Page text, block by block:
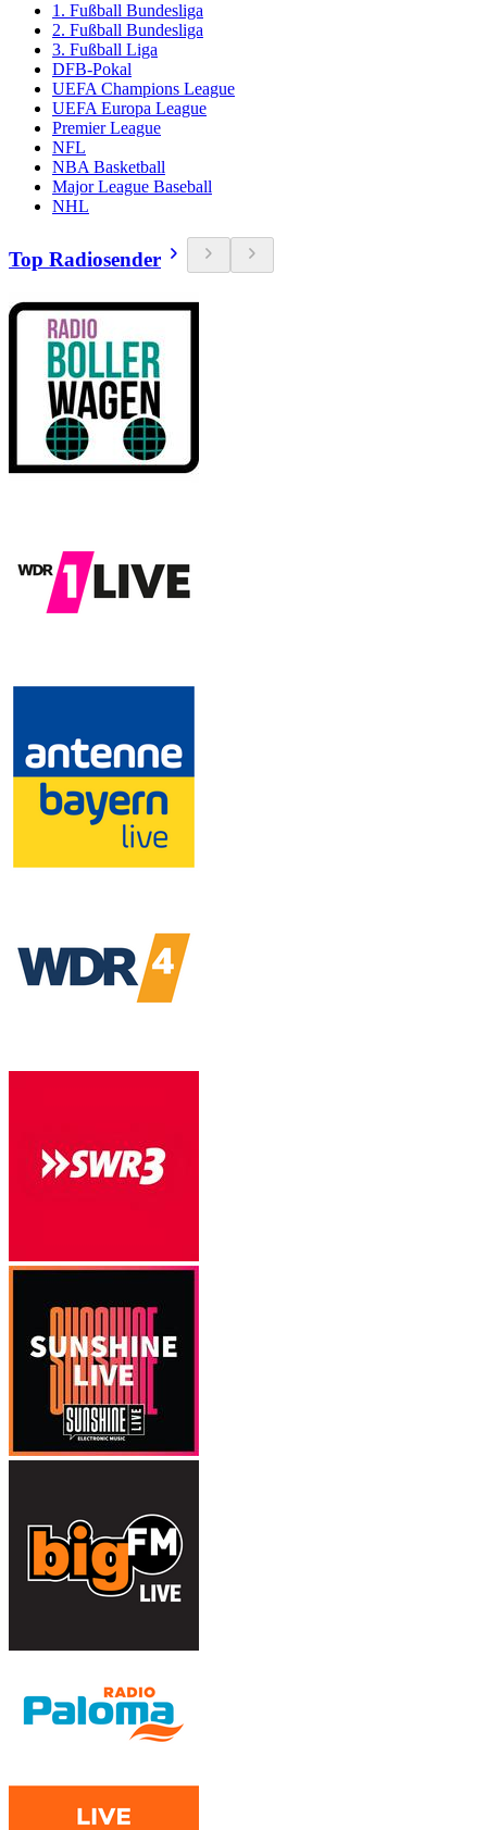
1. Fußball Bundesliga
2. Fußball Bundesliga
3. Fußball Liga
DFB-Pokal
UEFA Champions League
UEFA Europa League
Premier League
NFL
NBA Basketball
Major League Baseball
NHL
Top Radiosender